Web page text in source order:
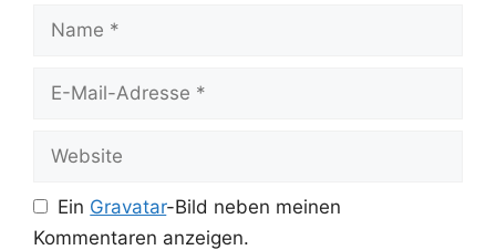
Name
Website
Ein Gravatar-Bild neben meinen
Kommentaren anzeigen.